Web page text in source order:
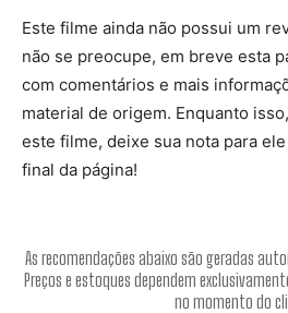
Este filme ainda não possui um
não se preocupe, em breve esta
com comentários e mais
material de origem. Enquanto
este filme, deixe sua nota para
final da página!
As recomendações abaixo são geradas
Preços e estoques dependem
no momento do